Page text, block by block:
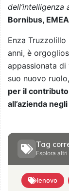
dell’intelligenza
Bornibus,
Enza
anni, è
appassionata di
suo nuovo ruolo,
per il
all’azienda
Tag
Esplora
lenovo